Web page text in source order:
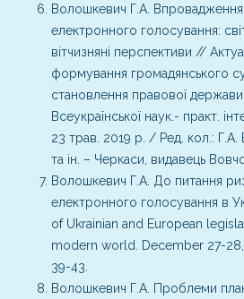
Волошкевич Г.А. Впровадження
електронного голосування:
вітчизняні перспективи //
формування громадянського
становлення правової держави:
Всеукраїнської наук.- практ.
23 трав. 2019 р. / Ред. кол.: Г.А.
та ін. – Черкаси, видавець
Волошкевич Г.А. До питання
електронного голосування в
of Ukrainian and European
modern world. December 27-28,
39-43.
Волошкевич Г.А. Проблеми